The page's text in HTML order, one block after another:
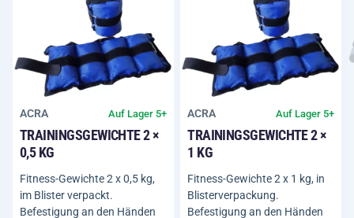
ACRA Auf Lager 5+
TRAININGSGEWICHTE 2 ×
0,5 KG
Fitness-Gewichte 2 x 0,5 kg,
im Blister verpackt.
Befestigung an den Händen
ACRA Auf Lager 5+
TRAININGSGEWICHTE 2 ×
1 KG
Fitness-Gewichte 2 x 1 kg, in
Blisterverpackung.
Befestigung an den Händen